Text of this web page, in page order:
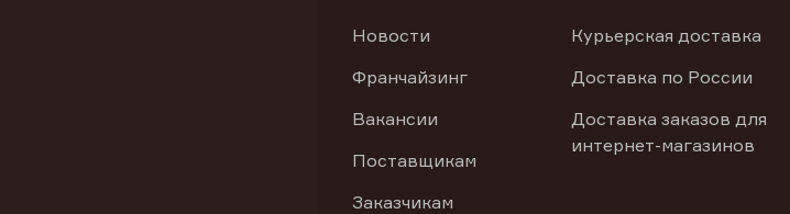
Новости
Франчайзинг
Вакансии
Поставщикам
Заказчикам
Курьерская доставка
Доставка по России
Доставка заказов для
интернет-магазинов